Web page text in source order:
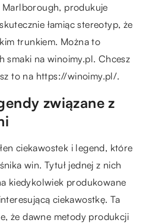
produkuje
łamiąc stereotyp, że
trunkiem. Można to
smaki na winoimy.pl. Chcesz
to na https://winoimy.pl/.
związane z
ciekawostek i legend, które
win. Tytuł jednej z nich
kiedykolwiek produkowane
ciekawostkę. Ta
że dawne metody produkcji